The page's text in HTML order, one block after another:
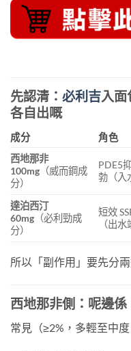
先認清： 必利吉入
各自出嘅
成分 角色
西地那非
100mg （威而鋼成
分）
PDE5
勃（入
達泊西汀
60mg （必利勁成
分）
短效
（出水
所以「副作用」要先分
西地那非側：呢邊
常見（≥2%，多輕至中